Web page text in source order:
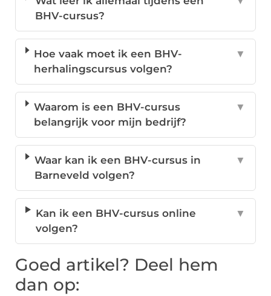
BHV-cursus?
Hoe vaak moet ik een BHV-
herhalingscursus volgen?
▼
Waarom is een BHV-cursus
belangrijk voor mijn bedrijf?
▼
Waar kan ik een BHV-cursus in
Barneveld volgen?
▼
Kan ik een BHV-cursus online
volgen?
▼
Goed artikel? Deel hem
dan op: